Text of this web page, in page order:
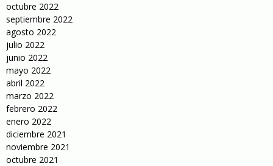
octubre 2022
septiembre 2022
agosto 2022
julio 2022
junio 2022
mayo 2022
abril 2022
marzo 2022
febrero 2022
enero 2022
diciembre 2021
noviembre 2021
octubre 2021